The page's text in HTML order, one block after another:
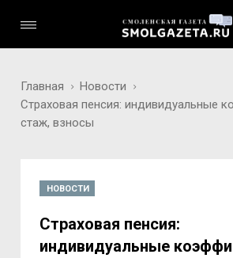
Главная
Новости
Страховая пенсия: индивидуальные
стаж, взносы
НОВОСТИ
Страховая пенсия:
индивидуальные